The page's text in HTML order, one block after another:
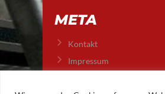
META
Kontakt
Impressum